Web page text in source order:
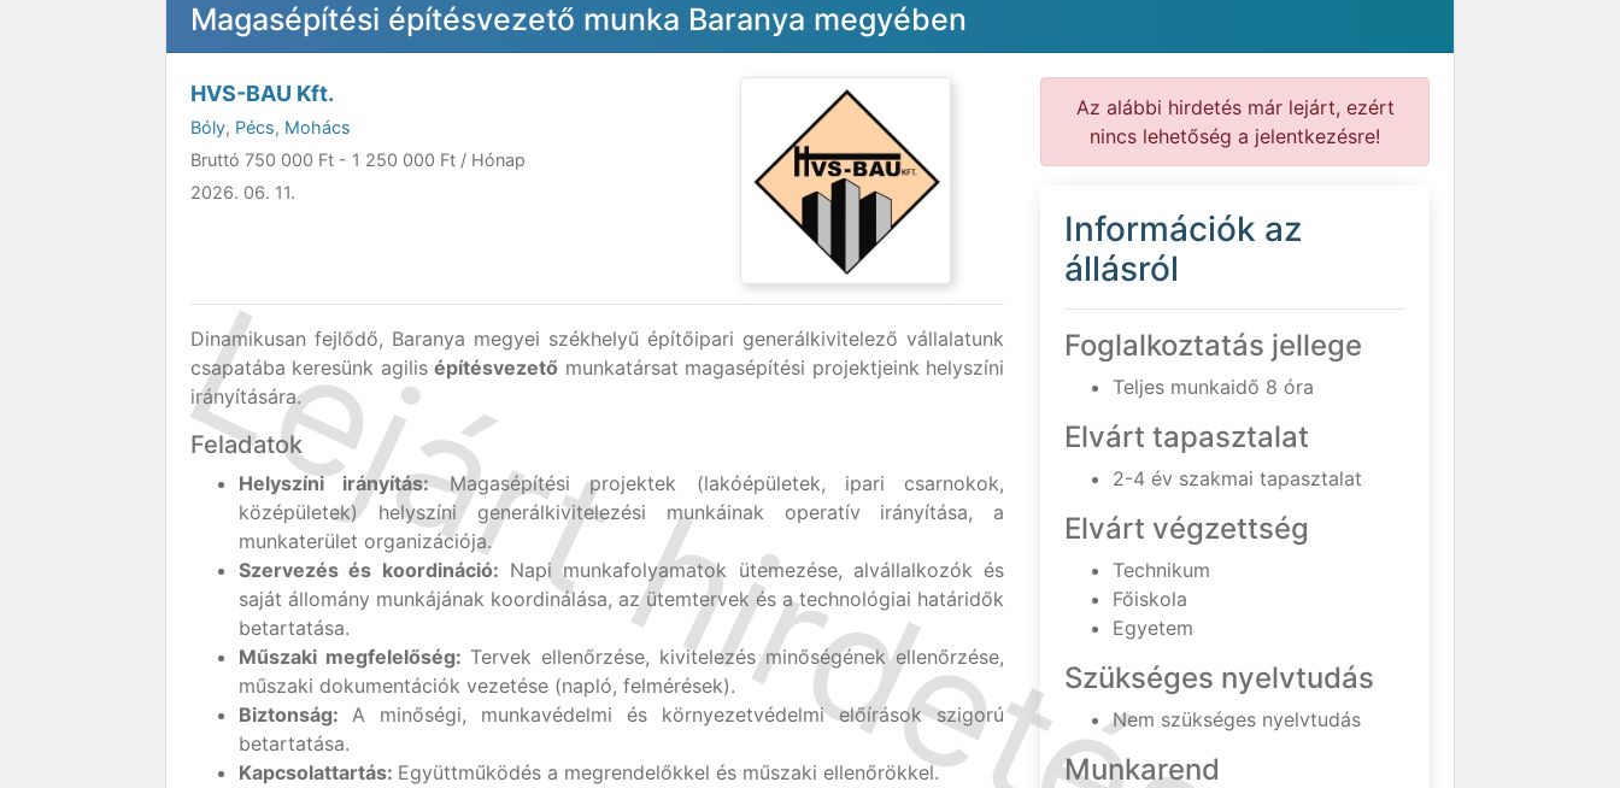
Magasépítési építésvezető munka Baranya megyében
HVS-BAU Kft.
Bóly, Pécs, Mohács
Bruttó 750 000 Ft - 1 250 000 Ft / Hónap
2026. 06. 11.
Dinamikusan fejlődő, Baranya megyei székhelyű építőipari generálkivitelező vállalatunk
csapatába keresünk agilisépítésvezető munkatársat magasépítési projektjeink helyszíni
irányítására.
Feladatok
Helyszíni irányítás:Magasépítési projektek (lakóépületek, ipari csarnokok,
középületek) helyszíni generálkivitelezési munkáinak operatív irányítása, a
munkaterület organizációja.
Szervezés és koordináció: Napi munkafolyamatok ütemezése, alvállalkozók és
saját állomány munkájának koordinálása, az ütemtervek és a technológiai határidők
betartatása.
Műszaki megfelelőség: Tervek ellenőrzése, kivitelezés minőségének ellenőrzése,
műszaki dokumentációk vezetése (napló, felmérések).
Biztonság:A minőségi, munkavédelmi és környezetvédelmi előírások szigorú
betartatása.
Kapcsolattartás: Együttműködés a megrendelőkkel és műszaki ellenőrökkel.
Az alábbi hirdetés már lejárt, ezért
nincs lehetőség a jelentkezésre!
Információk az
állásról
Foglalkoztatás jellege
Teljes munkaidő 8 óra
Elvárt tapasztalat
2-4 év szakmai tapasztalat
Elvárt végzettség
Technikum
Főiskola
Egyetem
Szükséges nyelvtudás
Nem szükséges nyelvtudás
Munkarend